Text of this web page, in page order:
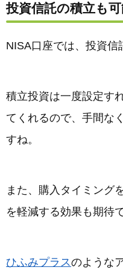
投資信託の積立も
NISA口座では、投資信
積立投資は一度設定す
てくれるので、手間な
すね。
また、購入タイミング
を軽減する効果も期待
ひふみプラスのような